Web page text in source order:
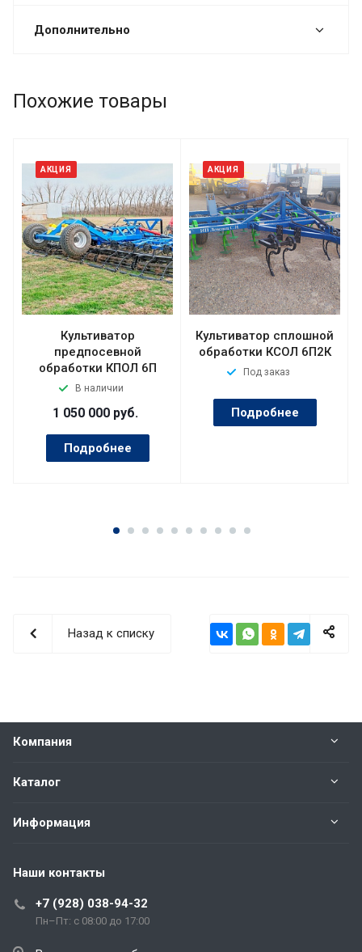
Дополнительно
Похожие товары
АКЦИЯ
Культиватор
предпосевной
обработки КПОЛ 6П
В наличии
1 050 000 руб.
Подробнее
АКЦИЯ
Культиватор сплошной
обработки КСОЛ 6П2К
Под заказ
Подробнее
Назад к списку
Компания
Каталог
Информация
Наши контакты
+7 (928) 038-94-32
Пн–Пт: с 08:00 до 17:00